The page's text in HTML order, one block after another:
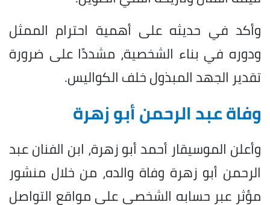
وأكد في حديثه على أهمية احترام الممثل
ودوره في بناء الشخصية، مشددًا على ضرورة
تقدير الجهد المبذول خلف الكواليس.
وفاة عبد الرحمن أبو زهرة
وأعلن الموسيقار أحمد أبو زهرة، ابن الفنان عبد
الرحمن أبو زهرة وفاة والده، من خلال منشور
مؤثر عبر حسابه الشخصي على مواقع التواصل